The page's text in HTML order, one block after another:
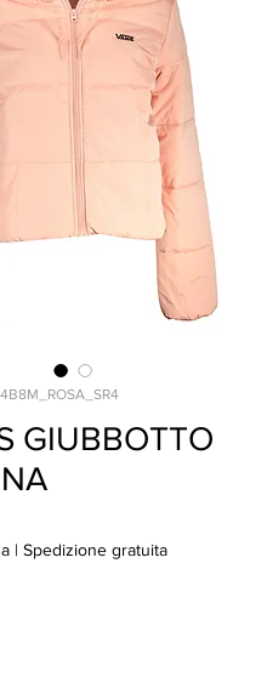
GIUBBOTTO
| Spedizione gratuita